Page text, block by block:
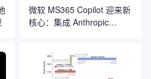
微软 MS365 Copilot 迎来新
核心：集成 Anthropic